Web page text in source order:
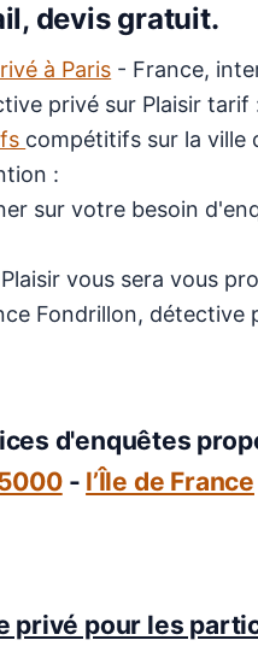
devis gratuit.
à Paris - France,
privé sur Plaisir tarif
compétitifs sur la ville
:
sur votre besoin
vous sera vous
Fondrillon,
d'enquêtes
- l’Île de France
privé pour les